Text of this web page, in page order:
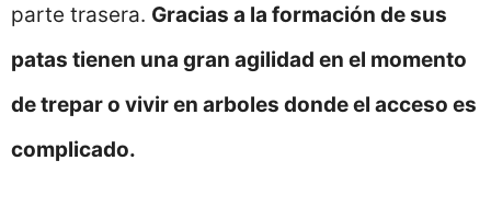
parte trasera. Gracias a la formación de sus
patas tienen una gran agilidad en el momento
de trepar o vivir en arboles donde el acceso es
complicado.